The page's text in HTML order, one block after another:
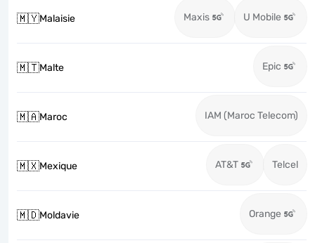
🇲🇾Malaisie Maxis U Mobile
🇲🇹Malte Epic
🇲🇦Maroc IAM (Maroc Telecom)
🇲🇽Mexique AT&T Telcel
🇲🇩Moldavie Orange